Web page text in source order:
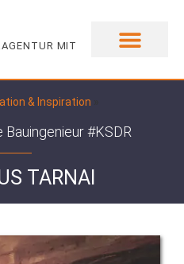
MIT
& Inspiration
Bauingenieur #KSDR
TARNAI